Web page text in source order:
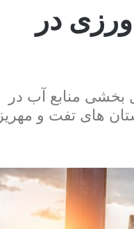
در
بخشی منابع آب در
های تفت و مهریز